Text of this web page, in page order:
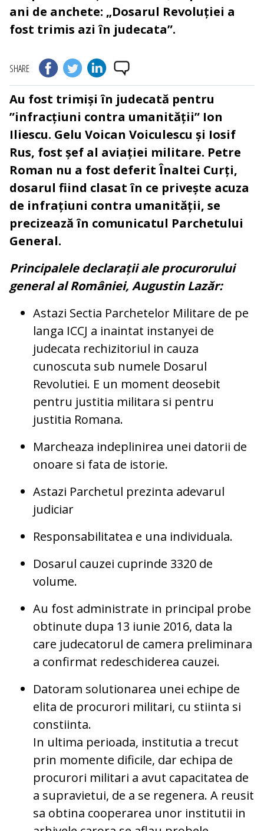
ani de anchete: „Dosarul Revoluției a
fost trimis azi în judecata”.
SHARE
Au fost trimiși în judecată pentru
”infracțiuni contra umanității” Ion
Iliescu. Gelu Voican Voiculescu și Iosif
Rus, fost șef al aviației militare. Petre
Roman nu a fost deferit Înaltei Curți,
dosarul fiind clasat în ce privește acuza
de infrațiuni contra umanității, se
precizează în comunicatul Parchetului
General.
Principalele declarații ale procurorului
general al României, Augustin Lazăr:
Astazi Sectia Parchetelor Militare de pe
langa ICCJ a inaintat instanyei de
judecata rechizitoriul in cauza
cunoscuta sub numele Dosarul
Revolutiei. E un moment deosebit
pentru justitia militara si pentru
justitia Romana.
Marcheaza indeplinirea unei datorii de
onoare si fata de istorie.
Astazi Parchetul prezinta adevarul
judiciar
Responsabilitatea e una individuala.
Dosarul cauzei cuprinde 3320 de
volume.
Au fost administrate in principal probe
obtinute dupa 13 iunie 2016, data la
care judecatorul de camera preliminara
a confirmat redeschiderea cauzei.
Datoram solutionarea unei echipe de
elita de procurori militari, cu stiinta si
constiinta.
In ultima perioada, institutia a trecut
prin momente dificile, dar echipa de
procurori militari a avut capacitatea de
a supravietui, de a se regenera. A reusit
sa obtina cooperarea unor institutii in